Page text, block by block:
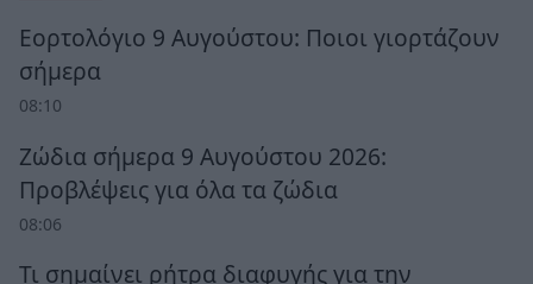
Εορτολόγιο 9 Αυγούστου: Ποιοι γιορτάζουν
σήμερα
08:10
Ζώδια σήμερα 9 Αυγούστου 2026:
Προβλέψεις για όλα τα ζώδια
08:06
Τι σημαίνει ρήτρα διαφυγής για την